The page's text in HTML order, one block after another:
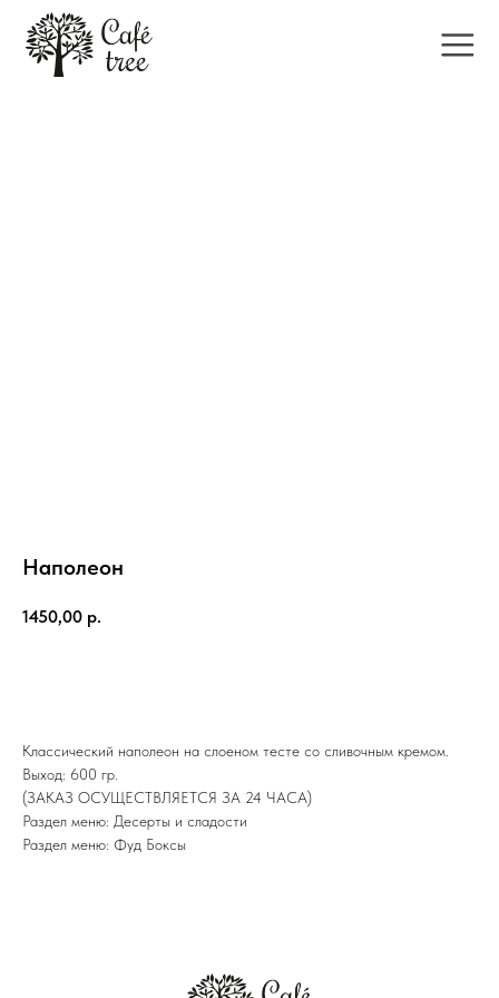
Наполеон
1450,00 р.
Классический наполеон на слоеном тесте со сливочным кремом.
Выход: 600 гр.
(ЗАКАЗ ОСУЩЕСТВЛЯЕТСЯ ЗА 24 ЧАСА)
Раздел меню: Десерты и сладости
Раздел меню: Фуд Боксы